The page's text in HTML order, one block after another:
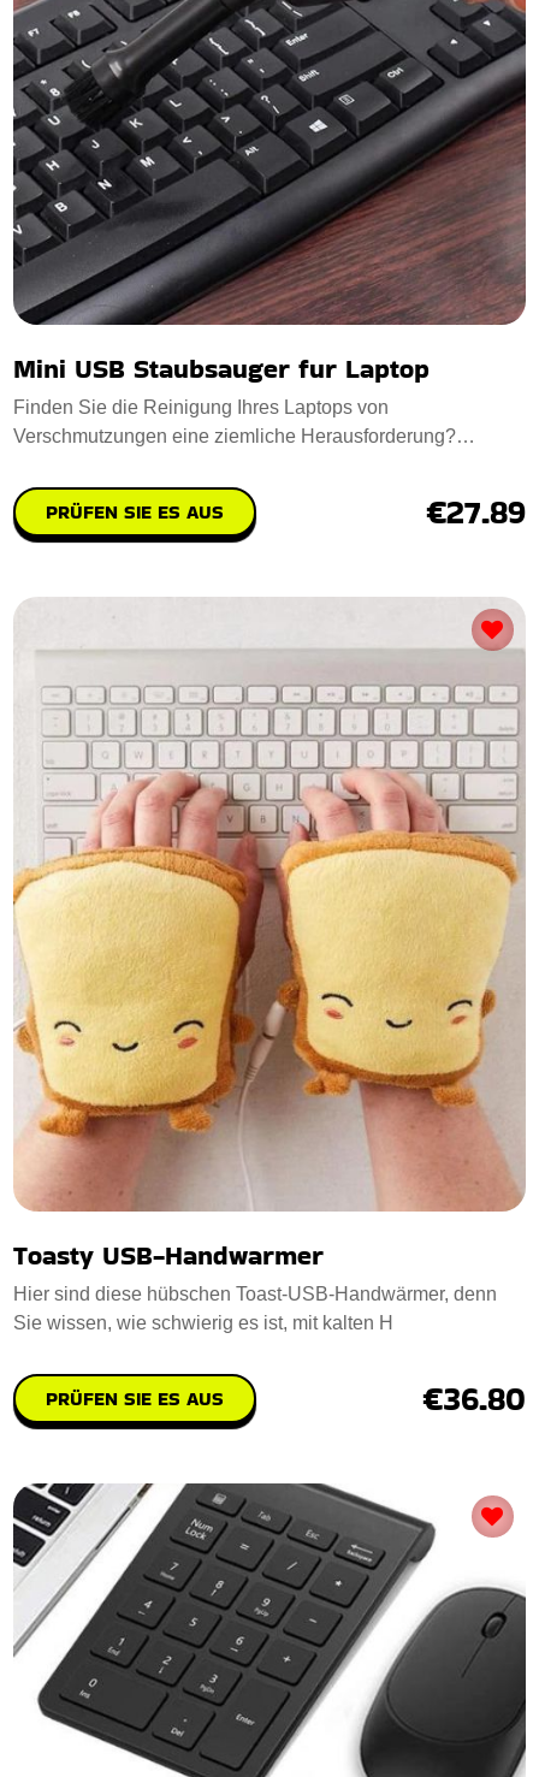
Mini USB Staubsauger fur Laptop
Finden Sie die Reinigung Ihres Laptops von
Verschmutzungen eine ziemliche Herausforderung?
PRÜFEN SIE ES AUS €27.89
Toasty USB-Handwarmer
Hier sind diese hübschen Toast-USB-Handwärmer, denn
Sie wissen, wie schwierig es ist, mit kalten H
PRÜFEN SIE ES AUS €36.80